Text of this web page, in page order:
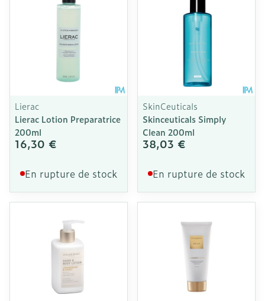
Lierac
Lierac Lotion Preparatrice
200ml
16,30 €
En rupture de stock
SkinCeuticals
Skinceuticals Simply
Clean 200ml
38,03 €
En rupture de stock